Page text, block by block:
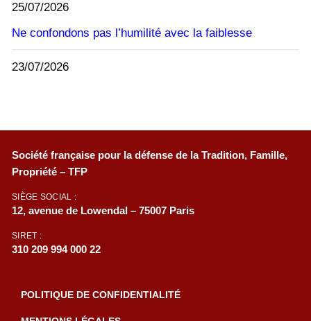
25/07/2026
Ne confondons pas l’humilité avec la faiblesse
23/07/2026
Société française pour la défense de la Tradition, Famille,
Propriété – TFP
SIÈGE SOCIAL :
12, avenue de Lowendal – 75007 Paris
SIRET :
310 209 994 000 22
POLITIQUE DE CONFIDENTIALITÉ